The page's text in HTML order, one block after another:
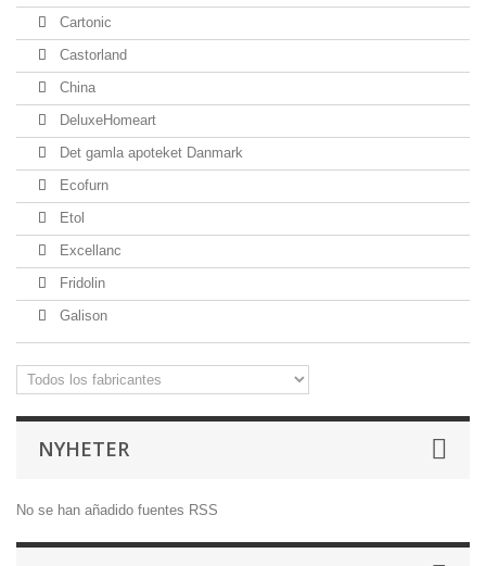
Cartonic
Castorland
China
DeluxeHomeart
Det gamla apoteket Danmark
Ecofurn
Etol
Excellanc
Fridolin
Galison
NYHETER
No se han añadido fuentes RSS